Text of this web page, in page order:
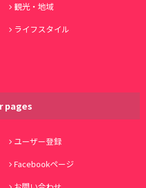
観光・地域
ライフスタイル
pages
ユーザー登録
Facebookページ